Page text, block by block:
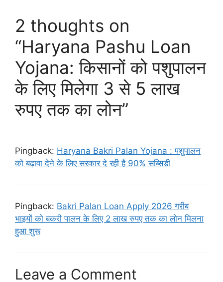
2 thoughts on
“Haryana Pashu Loan
Yojana: किसानों को पशुपालन
के लिए मिलेगा 3 से 5 लाख
रुपए तक का लोन”
Pingback: Haryana Bakri Palan Yojana : पशुपालन
को बढ़ावा देने के लिए सरकार दे रही है 90% सब्सिडी
Pingback: Bakri Palan Loan Apply 2026 गरीब
भाइयों को बकरी पालन के लिए 2 लाख रुपए तक का लोन मिलना
हुआ शुरू
Leave a Comment